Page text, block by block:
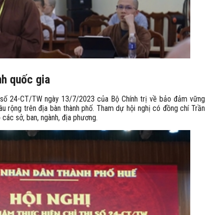
quốc gia
24-CT/TW ngày 13/7/2023 của Bộ Chính trị về bảo đảm vững
rộng trên địa bàn thành phố. Tham dự hội nghị có đồng chí Trần
sở, ban, ngành, địa phương.